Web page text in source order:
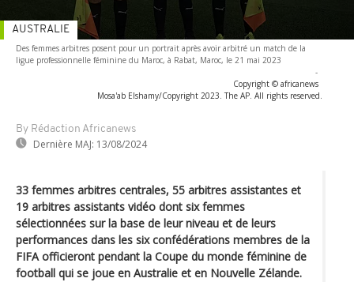
Des femmes arbitres posent pour un portrait après avoir arbitré un match de la
ligue professionnelle féminine du Maroc, à Rabat, Maroc, le 21 mai 2023
-
Copyright © africanews
Mosa'ab Elshamy/Copyright 2023. The AP. All rights reserved.
By Rédaction Africanews
Dernière MAJ: 13/08/2024
AUSTRALIE
33 femmes arbitres centrales, 55 arbitres assistantes et
19 arbitres assistants vidéo dont six femmes
sélectionnées sur la base de leur niveau et de leurs
performances dans les six confédérations membres de la
FIFA officieront pendant la Coupe du monde féminine de
football qui se joue en Australie et en Nouvelle Zélande.